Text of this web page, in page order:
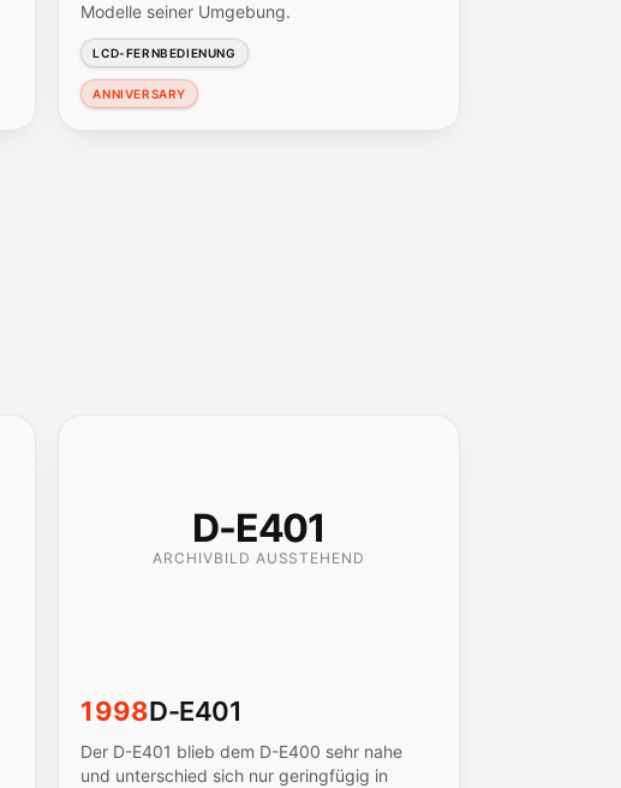
Modelle seiner Umgebung.
LCD-FERNBEDIENUNG
ANNIVERSARY
D-E401
ARCHIVBILD AUSSTEHEND
1998D-E401
Der D-E401 blieb dem D-E400 sehr nahe
und unterschied sich nur geringfügig in